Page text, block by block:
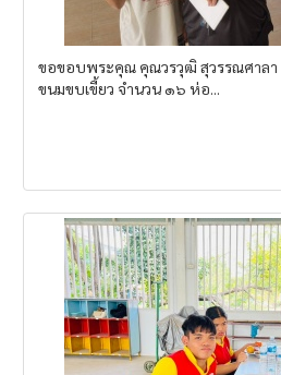
ขอขอบพระคุณ คุณวรวุฒิ สุวรรณศาล
ขนมขบเขี้ยว จำนวน ๑๖ ห่อ...